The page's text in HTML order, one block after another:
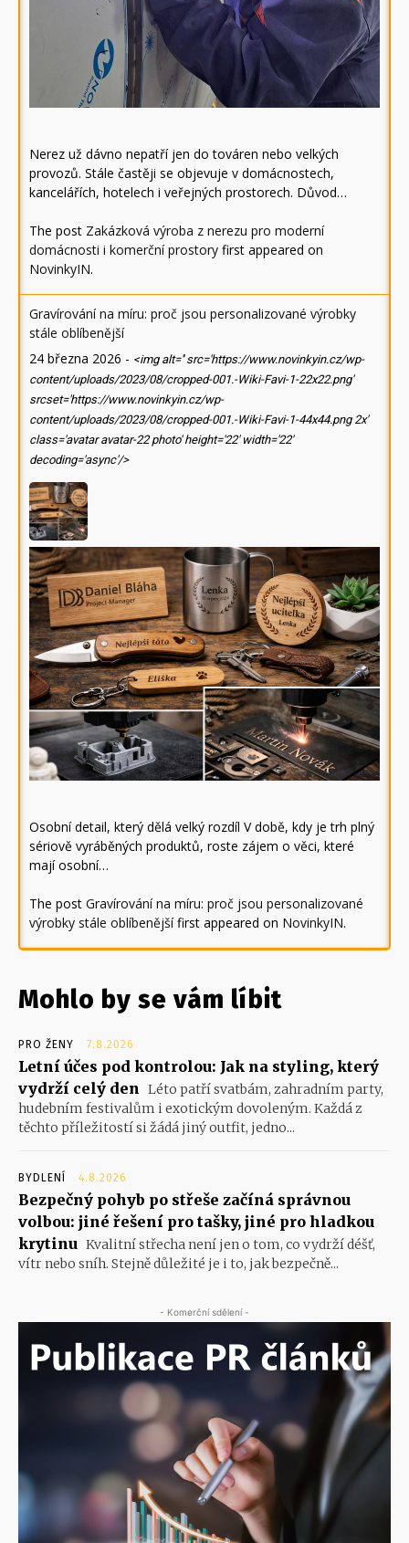
Nerez už dávno nepatří jen do továren nebo velkých
provozů. Stále častěji se objevuje v domácnostech,
kancelářích, hotelech i veřejných prostorech. Důvod…
The post Zakázková výroba z nerezu pro moderní
domácnosti i komerční prostory first appeared on
NovinkyIN.
Gravírování na míru: proč jsou personalizované výrobky
stále oblíbenější
24 března 2026 - <img alt='' src='https://www.novinkyin.cz/wp-
content/uploads/2023/08/cropped-001.-Wiki-Favi-1-22x22.png'
srcset='https://www.novinkyin.cz/wp-
content/uploads/2023/08/cropped-001.-Wiki-Favi-1-44x44.png 2x'
class='avatar avatar-22 photo' height='22' width='22'
decoding='async'/>
Osobní detail, který dělá velký rozdíl V době, kdy je trh plný
sériově vyráběných produktů, roste zájem o věci, které
mají osobní…
The post Gravírování na míru: proč jsou personalizované
výrobky stále oblíbenějšífirst appeared on NovinkyIN.
Mohlo by se vám líbit
PRO ŽENY 7.8.2026
Letní účes pod kontrolou: Jak na styling, který
vydrží celý den Léto patří svatbám, zahradním party,
hudebním festivalům i exotickým dovoleným. Každá z
těchto příležitostí si žádá jiný outfit, jedno...
BYDLENÍ 4.8.2026
Bezpečný pohyb po střeše začíná správnou
volbou: jiné řešení pro tašky, jiné pro hladkou
krytinu Kvalitní střecha není jen o tom, co vydrží déšť,
vítr nebo sníh. Stejně důležité je i to, jak bezpečně...
- Komerční sdělení -